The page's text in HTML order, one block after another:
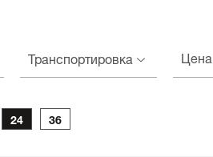
Транспортировка Цена
24 36